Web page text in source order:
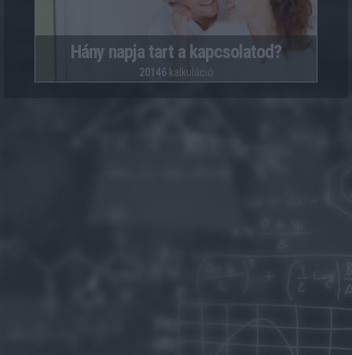
Hány napja tart a kapcsolatod?
20146kalkuláció